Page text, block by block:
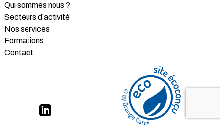
Qui sommes nous ?
Secteurs d’activité
Nos services
Formations
Contact